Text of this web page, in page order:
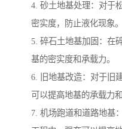
4. 砂土地基处理：对于
密实度，防止液化现象。
5. 碎石土地基加固：在
基的密实度和承载力。
6. 旧地基改造：对于旧
可以提高地基的承载力
7. 机场跑道和道路地基